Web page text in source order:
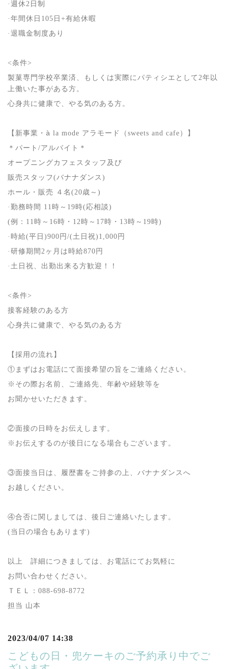
·週休 2 日制
·年間休日 105 日 +有給休暇
·退職金制度あり
<条件>
製菓専門学校卒業済、もしくは実際にパティシエとして 2年以
上働いた事がある方。
心身共に健康で、やる気のある方。
【新事業・ à la mode アラモード（ sweets and cafe ）】
＊パート /アルバイト＊
オープニングカフェスタッフ及び
販売スタッフ (バナナダンス )
ホール・販売 ４名 (20歳～ )
·勤務時間 11 時～ 19 時( 応相談)
(例： 11 時～ 16 時・ 12 時～ 17 時・ 13 時～ 19 時)
·時給(平日 )900 円 /( 土日祝)1,000 円
·研修期間 2 ヶ月は時給870 円
·土日祝、出勤出来る方歓迎！！
<条件>
接客経験のある方
心身共に健康で、やる気のある方
【採用の流れ】
①まずはお電話にて面接希望の旨をご連絡ください。
※その際お名前、ご連絡先、年齢や経験等を
お聞かせいただきます。
②面接の日時をお伝えします。
※お伝えするのが後日になる場合もございます。
③面接当日は、履歴書をご持参の上、バナナダンスへ
お越しください。
④合否に関しましては、後日ご連絡いたします。
( 当日の場合もあります)
以上 詳細につきましては、お電話にてお気軽に
お問い合わせください。
ＴＥＬ： 088-698-8772
担当 山本
2023/04/07 14:38
こどもの日・兜ケーキのご予約承り中でご